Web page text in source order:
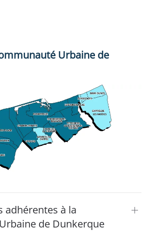
Urbaine de
adhérentes à la
de Dunkerque